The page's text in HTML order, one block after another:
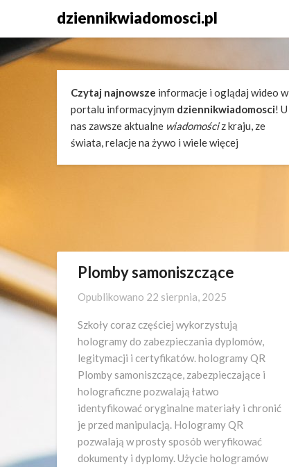
content
dziennikwiadomosci.pl
Czytaj najnowsze informacje i oglądaj wideo w
portalu informacyjnym dziennikwiadomosci! U
nas zawsze aktualne wiadomościz kraju, ze
świata, relacje na żywo i wiele więcej
Plomby samoniszczące
Opublikowano 22 sierpnia, 2025
Szkoły coraz częściej wykorzystują
hologramy do zabezpieczania dyplomów,
legitymacji i certyfikatów. hologramy QR
Plomby samoniszczące, zabezpieczające i
holograficzne pozwalają łatwo
identyfikować oryginalne materiały i chronić
je przed manipulacją. Hologramy QR
pozwalają w prosty sposób weryfikować
dokumenty i dyplomy. Użycie hologramów